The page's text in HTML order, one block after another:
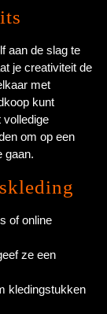
aan de slag te
je creativiteit de
met
kunt
volledige
om op een
gaan.
of online
ze een
kledingstukken